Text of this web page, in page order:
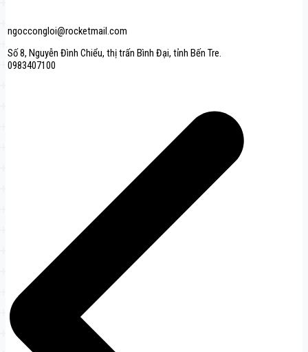
ngoccongloi@rocketmail.com
Số 8, Nguyễn Đình Chiểu, thị trấn Bình Đại, tỉnh Bến Tre.
0983407100